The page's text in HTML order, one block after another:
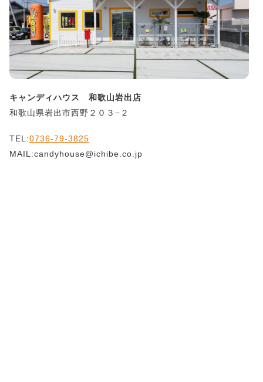
キャンディハウス 和歌山岩出店
和歌山県岩出市西野２０３−２
TEL:0736-79-3825
MAIL:candyhouse@ichibe.co.jp